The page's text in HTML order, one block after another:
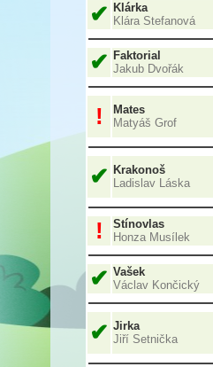
✔ Klárka
Klára Stefanová
✔ Faktorial
Jakub Dvořák
!
Mates
Matyáš Grof
✔ Krakonoš
Ladislav Láska
!
Stínovlas
Honza Musílek
✔ Vašek
Václav Končický
✔ Jirka
Jiří Setnička